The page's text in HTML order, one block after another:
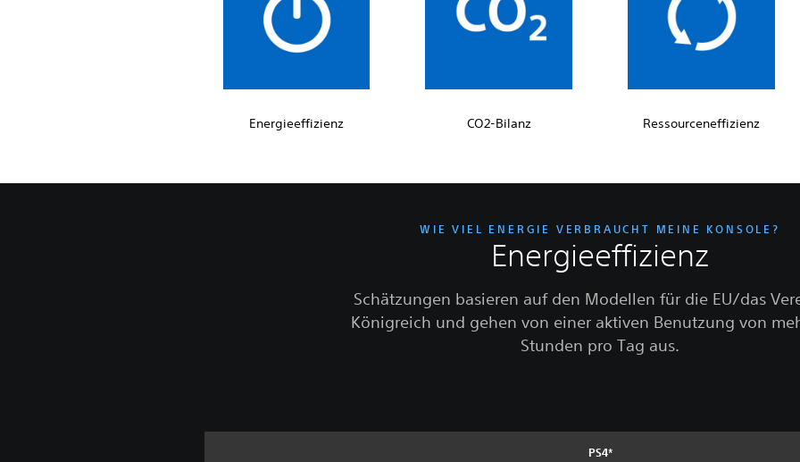
Energieeffizienz CO2-Bilanz Ressourceneffizienz
WIE VIEL ENERGIE VERBRAUCHT MEINE KONSOLE?
Energieeffizienz
Schätzungen basieren auf den Modellen für die EU/das
Königreich und gehen von einer aktiven Benutzung von
Stunden pro Tag aus.
PS4*